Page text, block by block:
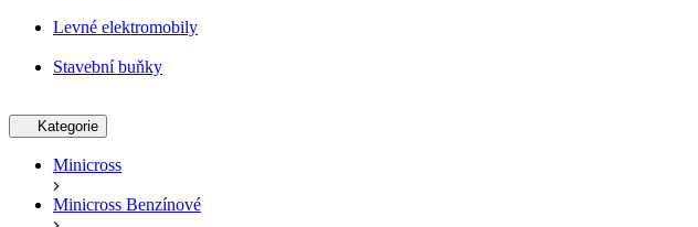
Levné elektromobily
Stavební buňky
Kategorie
Minicross
Minicross Benzínové